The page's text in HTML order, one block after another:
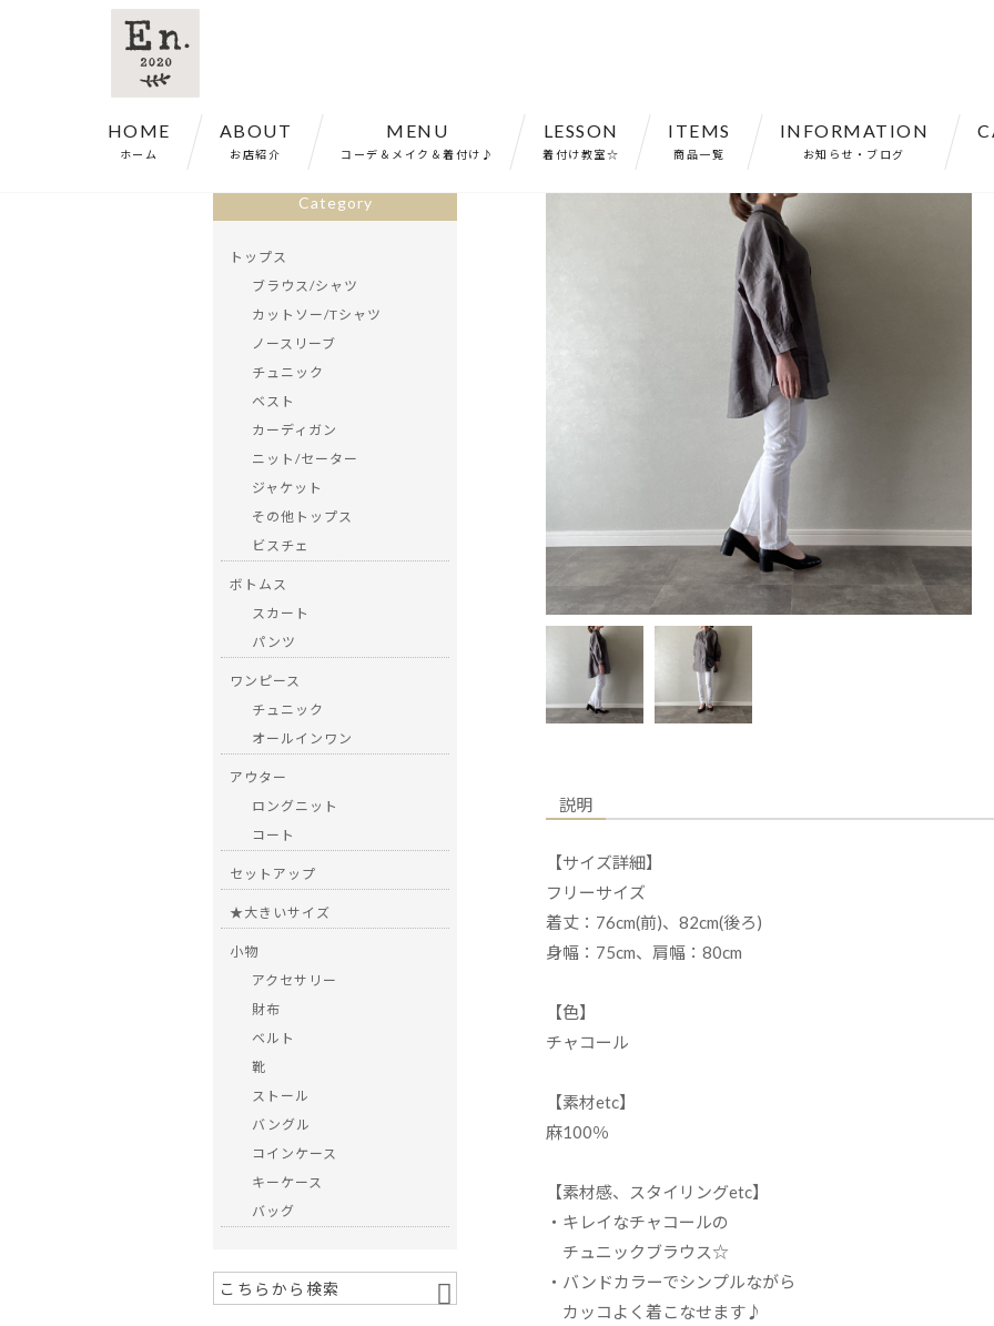
HOME
ホーム
ABOUT
お店紹介
MENU
コーデ＆メイク＆着付け♪
LESSON
着付け教室☆
ITEMS
商品一覧
INFORMATION
お知らせ・ブログ
ホーム> 商品一覧 > チュニック ブラウス リネン バンドカラー アシンメトリー チャコール フリーサイズ【
説明
【サイズ詳細】
フリーサイズ
着丈：76cm(前)、82cm(後ろ)
身幅：75cm、肩幅：80cm
【色】
チャコール
【素材etc】
麻100％
【素材感、スタイリングetc】
・キレイなチャコールの
チュニックブラウス☆
・バンドカラーでシンプルながら
カッコよく着こなせます♪
Category
トップス
ブラウス/シャツ
カットソー/Tシャツ
ノースリーブ
チュニック
ベスト
カーディガン
ニット/セーター
ジャケット
その他トップス
ビスチェ
ボトムス
スカート
パンツ
ワンピース
チュニック
オールインワン
アウター
ロングニット
コート
セットアップ
★大きいサイズ
小物
アクセサリー
財布
ベルト
靴
ストール
バングル
コインケース
キーケース
バッグ